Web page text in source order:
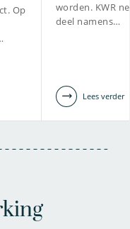
Op
worden. KWR
deel namens…
Lees verder